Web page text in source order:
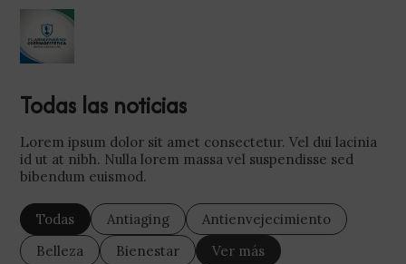
Todas las noticias
Lorem ipsum dolor sit amet consectetur. Vel dui lacinia
id ut at nibh. Nulla lorem massa vel suspendisse sed
bibendum euismod.
Todas Antiaging
Antienvejecimiento
Belleza
Bienestar Ver más